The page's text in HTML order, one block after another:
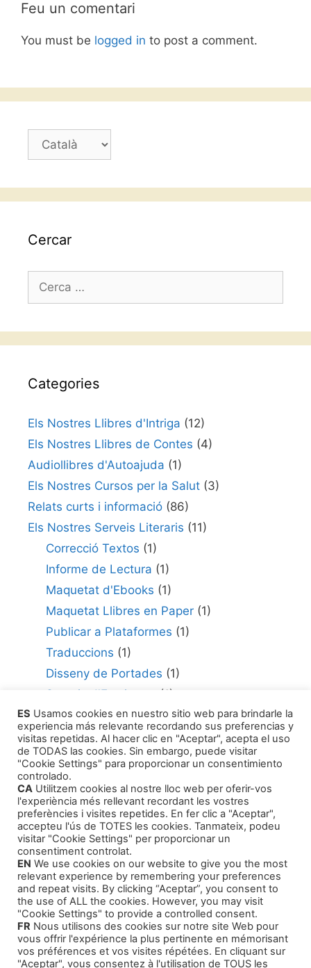
Feu un comentari
You must be logged in to post a comment.
Trieu
Cercar
Cerca:
Categories
Els Nostres Llibres d'Intriga (12)
Els Nostres Llibres de Contes (4)
Audiollibres d'Autoajuda (1)
Els Nostres Cursos per la Salut (3)
Relats curts i informació (86)
Els Nostres Serveis Literaris (11)
Correcció Textos (1)
Informe de Lectura (1)
Maquetat d'Ebooks (1)
Maquetat Llibres en Paper(1)
Publicar a Plataformes (1)
Traduccions (1)
Disseny de Portades (1)
Serveis d'Escriptura
(1)
Consultor per Edició(1)
Com Publicar la teva Obra(1)
Agents Literaris(1)
Productes
Contes Infantils
Cursos Formatius
Audiollibres Autoajuda
Intriga i Narrativa
ES Usamos cookies en nuestro sitio web para brindarle la
experiencia más relevante recordando sus preferencias y
visitas repetidas. Al hacer clic en "Aceptar", acepta el uso
de TODAS las cookies. Sin embargo, puede visitar
"Cookie Settings" para proporcionar un consentimiento
controlado.
CA Utilitzem cookies al nostre lloc web per oferir-vos
l'experiència més rellevant recordant les vostres
preferències i visites repetides. En fer clic a "Aceptar",
accepteu l'ús de TOTES les cookies. Tanmateix, podeu
visitar "Cookie Settings" per proporcionar un
consentiment controlat.
EN We use cookies on our website to give you the most
relevant experience by remembering your preferences
and repeat visits. By clicking “Aceptar”, you consent to
the use of ALL the cookies. However, you may visit
"Cookie Settings" to provide a controlled consent.
FR Nous utilisons des cookies sur notre site Web pour
vous offrir l'expérience la plus pertinente en mémorisant
vos préférences et vos visites répétées. En cliquant sur
"Aceptar", vous consentez à l'utilisation de TOUS les